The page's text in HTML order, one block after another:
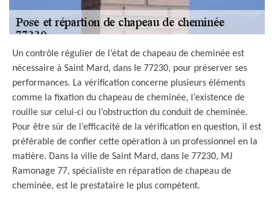
Un contrôle régulier de l’état de chapeau de cheminée est
nécessaire à Saint Mard, dans le 77230, pour préserver ses
performances. La vérification concerne plusieurs éléments
comme la fixation du chapeau de cheminée, l’existence de
rouille sur celui-ci ou l’obstruction du conduit de cheminée.
Pour être sûr de l’efficacité de la vérification en question, il est
préférable de confier cette opération à un professionnel en la
matière. Dans la ville de Saint Mard, dans le 77230, MJ
Ramonage 77, spécialiste en réparation de chapeau de
cheminée, est le prestataire le plus compétent.